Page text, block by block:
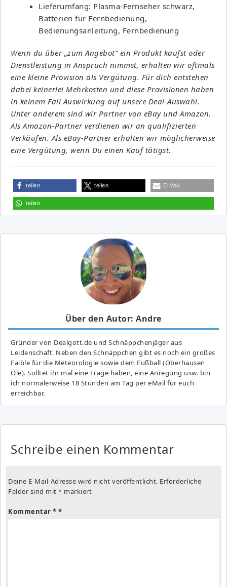
Lieferumfang: Plasma-Fernseher schwarz,
Batterien für Fernbedienung,
Bedienungsanleitung, Fernbedienung
Wenn du über „zum Angebot“ ein Produkt kaufst oder
Dienstleistung in Anspruch nimmst, erhalten wir oftmals
eine kleine Provision als Vergütung. Für dich entstehen
dabei keinerlei Mehrkosten und diese Provisionen haben
in keinem Fall Auswirkung auf unsere Deal-Auswahl.
Unter anderem sind wir Partner von eBay und Amazon.
Als Amazon-Partner verdienen wir an qualifizierten
Verkäufen. Als eBay-Partner erhalten wir möglicherweise
eine Vergütung, wenn Du einen Kauf tätigst.
teilen teilen E-Mail
teilen
Über den Autor: Andre
Gründer von Dealgott.de und Schnäppchenjäger aus
Leidenschaft. Neben den Schnäppchen gibt es noch ein großes
Fai­ble für die Meteorologie sowie dem Fußball (Oberhausen
Ole). Solltet ihr mal eine Frage haben, eine Anregung usw. bin
ich normalerweise 18 Stunden am Tag per eMail für euch
erreichbar.
Schreibe einen Kommentar
Deine E-Mail-Adresse wird nicht veröffentlicht. Erforderliche
Felder sind mit * markiert
Kommentar *